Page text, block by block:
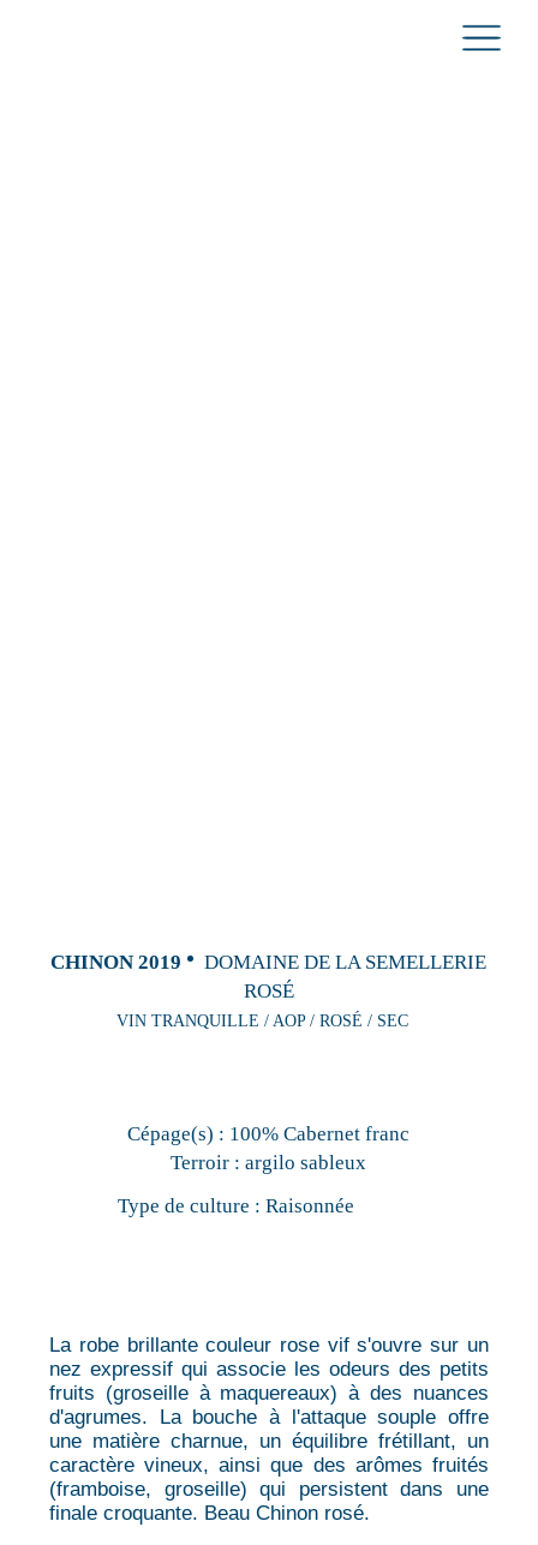
CHINON 2019
DOMAINE DE LA SEMELLERIE
ROSÉ
VIN TRANQUILLE / AOP / ROSÉ / SEC
Cépage(s) : 100% Cabernet franc
Terroir : argilo sableux
Type de culture : Raisonnée
La robe brillante couleur rose vif s'ouvre sur un
nez expressif qui associe les odeurs des petits
fruits (groseille à maquereaux) à des nuances
d'agrumes. La bouche à l'attaque souple offre
une matière charnue, un équilibre frétillant, un
caractère vineux, ainsi que des arômes fruités
(framboise, groseille) qui persistent dans une
finale croquante. Beau Chinon rosé.